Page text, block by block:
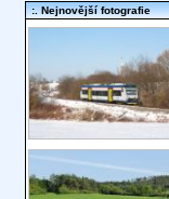
:. Nejnovější fotografie